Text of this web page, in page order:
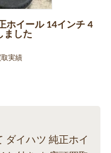
ホイール 14インチ 4
ました
実績
ダイハツ 純正ホイ